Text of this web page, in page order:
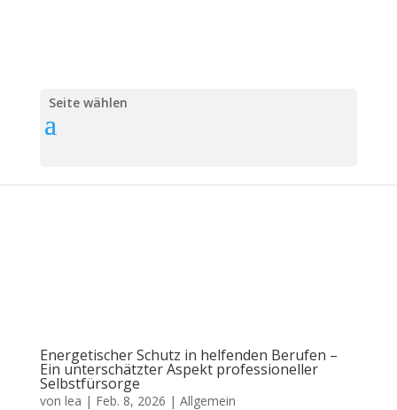
Seite wählen
Energetischer Schutz in helfenden Berufen –
Ein unterschätzter Aspekt professioneller
Selbstfürsorge
von lea | Feb. 8, 2026 | Allgemein